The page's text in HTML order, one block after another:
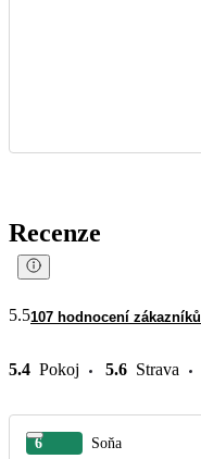
Recenze
5.5107 hodnocení zákazníků
5.4 Pokoj 5.6 Strava
6 Soňa